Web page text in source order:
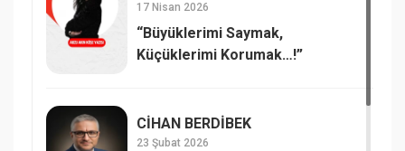
17 Nisan 2026
“Büyüklerimi Saymak,
Küçüklerimi Korumak…!”
CİHAN BERDİBEK
23 Şubat 2026